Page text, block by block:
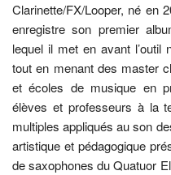
Clarinette/FX/Looper, né en
enregistre son premier
lequel il met en avant
tout en menant des master
et écoles de musique en
élèves et professeurs à la
multiples appliqués au son
artistique et pédagogique
de saxophones du Quatuor